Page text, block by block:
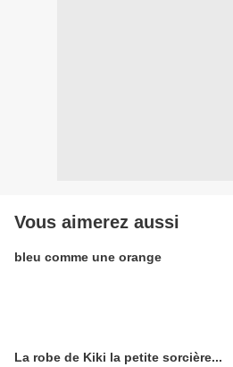
Vous aimerez aussi
bleu comme une orange
La robe de Kiki la petite sorcière...